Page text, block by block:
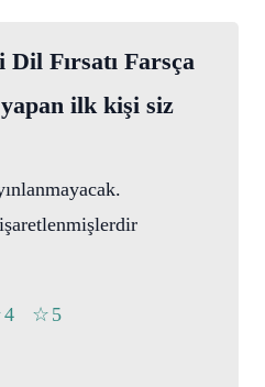
Dil Fırsatı Farsça
ilk kişi siz
4 5